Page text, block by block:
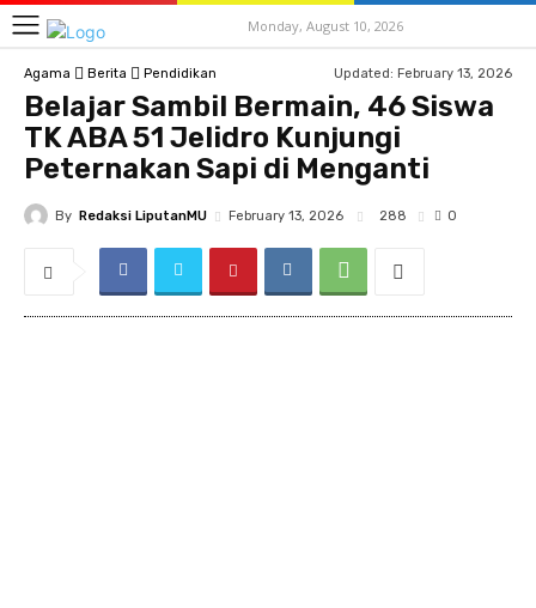
Monday, August 10, 2026
Agama Berita Pendidikan Updated: February 13, 2026
Belajar Sambil Bermain, 46 Siswa
TK ABA 51 Jelidro Kunjungi
Peternakan Sapi di Menganti
By Redaksi LiputanMU February 13, 2026 288 0